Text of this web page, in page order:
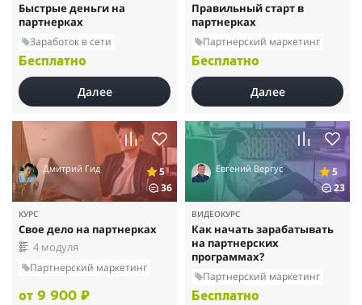
Быстрые деньги на
партнерках
Заработок в сети
Бесплатно
Далее
Правильный старт в
партнерках
Партнерский маркетинг
Бесплатно
Далее
Дмитрий Гид
5
36
КУРС
Свое дело на партнерках
4 модуля
Партнерский маркетинг
от 9 900 ₽
Евгений Вергус
5
23
ВИДЕОКУРС
Как начать зарабатывать
на партнерских
программах?
Партнерский маркетинг
Бесплатно